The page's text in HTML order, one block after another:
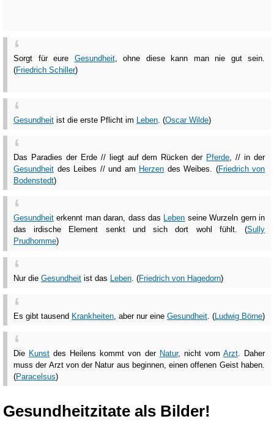
Sorgt für eure Gesundheit, ohne diese kann man nie gut sein.
(Friedrich Schiller)
Gesundheit ist die erste Pflicht im Leben . (Oscar Wilde)
Das Paradies der Erde // liegt auf dem Rücken der Pferde , // in der
Gesundheit des Leibes // und am Herzen des Weibes. (Friedrich von
Bodenstedt)
Gesundheit erkennt man daran, dass das Leben seine Wurzeln gern in
das irdische Element senkt und sich dort wohl fühlt. (Sully
Prudhomme)
Nur die Gesundheit ist das Leben. (Friedrich von Hagedorn)
Es gibt tausend Krankheiten , aber nur eine Gesundheit . (Ludwig Börne)
Die Kunst des Heilens kommt von der Natur, nicht vom Arzt. Daher
muss der Arzt von der Natur aus beginnen, einen offenen Geist haben.
(Paracelsus)
Gesundheitzitate als Bilder!